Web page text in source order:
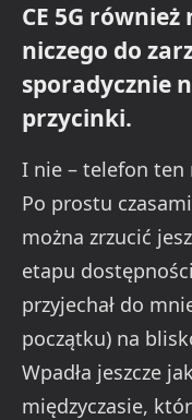
CE 5G
niczego do
sporadycznie
przycinki.
I nie – telefon ten
Po prostu
można zrzucić
etapu
przyjechał do
początku) na
Wpadła jeszcze
międzyczasie,